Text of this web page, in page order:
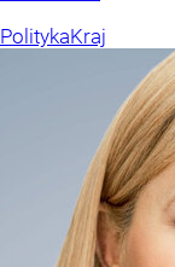
PolitykaKraj